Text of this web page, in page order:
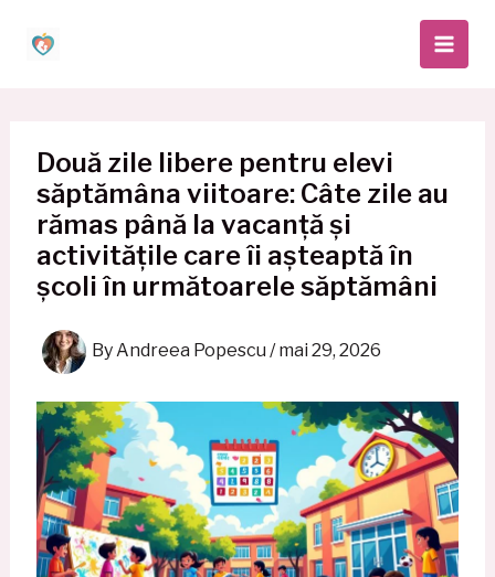
Două zile libere pentru elevi
săptămâna viitoare: Câte zile au
rămas până la vacanță și
activitățile care îi așteaptă în
școli în următoarele săptămâni
ByAndreea Popescu /mai 29, 2026